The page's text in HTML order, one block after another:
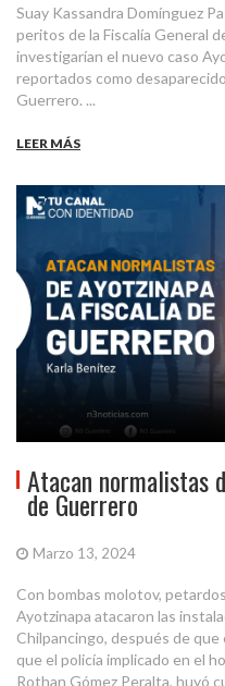
Suay Kassandra Domínguez
peritos de la Fiscalía General
investigarían el nuevo caso
reportados como
Guerrero. ...
LEER MÁS
Atacan normalistas
de Guerrero
Marzo 13, 2024
Con bombas molotov,
Ayotzinapa atacaron las
Chilpancingo, después de
que el policía implicado en el
Rothan Gómez Peralta, huyó